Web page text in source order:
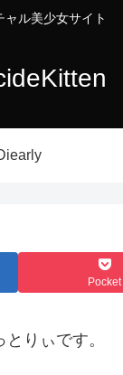
ャル美少女サイト
Pocket
りぃです。